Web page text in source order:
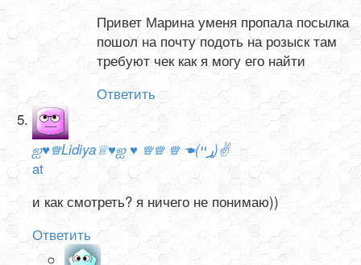
Привет Марина уменя пропала посылка
пошол на почту подоть на розыск там
требуют чек как я могу его найти
Ответить
ஐ♥♕Lidiya♕♥ஐ ♥ ♕♕ ♕ ☚(ړײ)✌
at
и как смотреть? я ничего не понимаю))
Ответить